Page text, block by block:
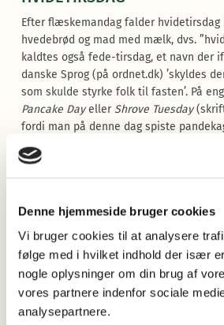
Denne hjemmeside bruger cookies
Vi bruger cookies til at analysere
følge med i hvilket indhold der især
nogle oplysninger om din brug af
vores partnere indenfor sociale
analysepartnere.
Efter flæskemandag falder hvidetirsdag
hvedebrød og mad med mælk, dvs.
kaldtes også fede-tirsdag, et navn der
danske Sprog (på ordnet.dk) ’skyldes
som skulde styrke folk til fasten’. På
Pancake Dayeller Shrove Tuesday
fordi man på denne dag spiste
velsmagende måde at indtage æg,
fasten jf. Dorte J. Thorsen: Dagene i
efter mad (kristendom.dk). Denne
passende – falder midt i vinterferien.
altså oprindeligt er knyttet til
helbredet inden fastens askese, er
dem der kender den, nok bare en
pandekager. I øvrigt blev
Danmark i 2006. [Kilde: i dag er det
b.dk, 24.02.2009].